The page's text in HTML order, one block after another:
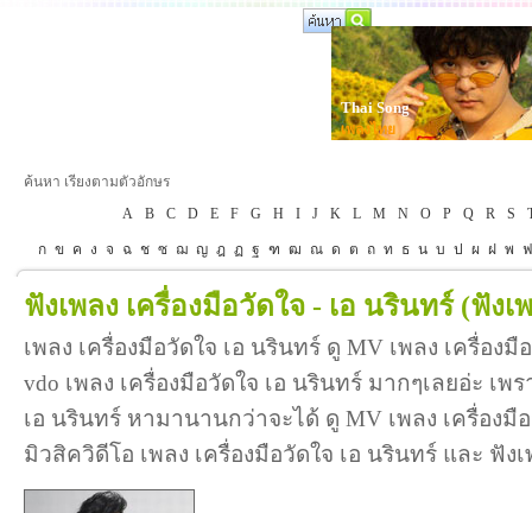
Thai Song
เพลงไทย
ค้นหา เรียงตามตัวอักษร
A
B C D E F G H I J K L M N O P Q R S
ก ข ค ง จ ฉ ช ซ ฌ ญ ฎ ฏ ฐ ฑ ฒ ณ ด ต ถ ท ธ น บ ป ผ ฝ พ ฟ
ฟังเพลง เครื่องมือวัดใจ - เอ นรินทร์ (ฟังเ
เพลง เครื่องมือวัดใจ เอ นรินทร์ ดู MV เพลง เครื่องมื
vdo เพลง เครื่องมือวัดใจ เอ นรินทร์ มากๆเลยอ่ะ เพ
เอ นรินทร์ หามานานกว่าจะได้ ดู MV เพลง เครื่องมื
มิวสิควิดีโอ เพลง เครื่องมือวัดใจ เอ นรินทร์ และ ฟัง